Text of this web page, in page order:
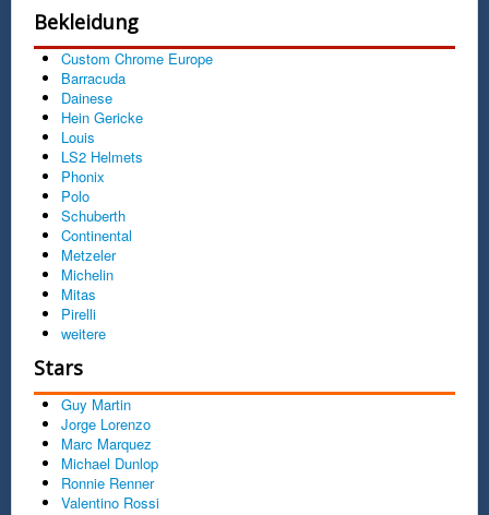
Bekleidung
Custom Chrome Europe
Barracuda
Dainese
Hein Gericke
Louis
LS2 Helmets
Phonix
Polo
Schuberth
Continental
Metzeler
Michelin
Mitas
Pirelli
weitere
Stars
Guy Martin
Jorge Lorenzo
Marc Marquez
Michael Dunlop
Ronnie Renner
Valentino Rossi